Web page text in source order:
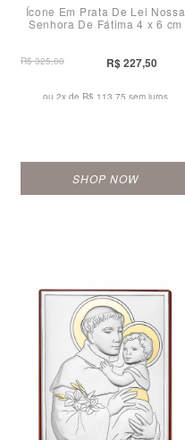
Ícone Em Prata De Lei Nossa
Senhora De Fátima 4 x 6 cm
R$ 325,00 R$ 227,50
ou 2x de R$ 113,75 sem juros
SHOP NOW